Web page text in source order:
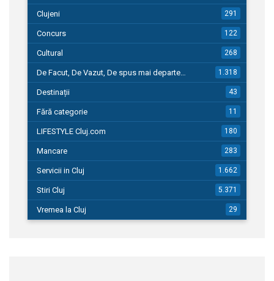
Clujeni 291
Concurs 122
Cultural 268
De Facut, De Vazut, De spus mai departe… 1.318
Destinații 43
Fără categorie 11
LIFESTYLE Cluj.com 180
Mancare 283
Servicii in Cluj 1.662
Stiri Cluj 5.371
Vremea la Cluj 29